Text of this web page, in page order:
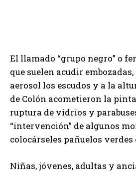
El llamado “grupo negro” o
que suelen acudir
aerosol los escudos y a la
de Colón acometieron la
ruptura de vidrios y
“intervención” de algunos
colocárseles pañuelos verdes
Niñas, jóvenes, adultas y